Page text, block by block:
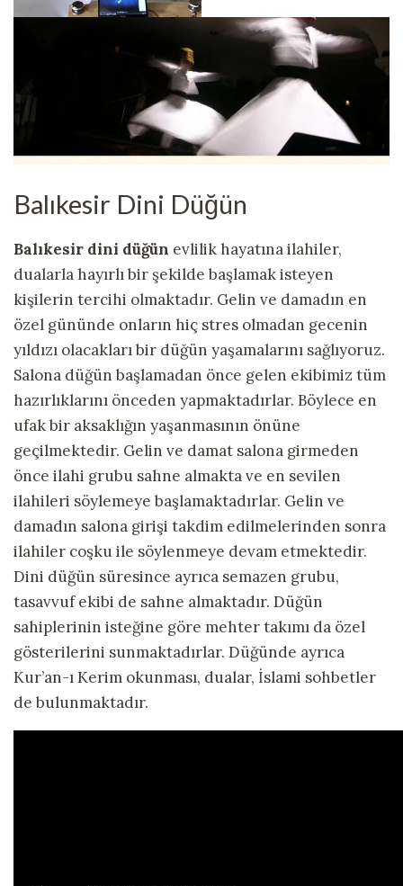
Balıkesir Dini Düğün
Balıkesir dini düğün evlilik hayatına ilahiler,
dualarla hayırlı bir şekilde başlamak isteyen
kişilerin tercihi olmaktadır. Gelin ve damadın en
özel gününde onların hiç stres olmadan gecenin
yıldızı olacakları bir düğün yaşamalarını sağlıyoruz.
Salona düğün başlamadan önce gelen ekibimiz tüm
hazırlıklarını önceden yapmaktadırlar. Böylece en
ufak bir aksaklığın yaşanmasının önüne
geçilmektedir. Gelin ve damat salona girmeden
önce ilahi grubu sahne almakta ve en sevilen
ilahileri söylemeye başlamaktadırlar. Gelin ve
damadın salona girişi takdim edilmelerinden sonra
ilahiler coşku ile söylenmeye devam etmektedir.
Dini düğün süresince ayrıca semazen grubu,
tasavvuf ekibi de sahne almaktadır. Düğün
sahiplerinin isteğine göre mehter takımı da özel
gösterilerini sunmaktadırlar. Düğünde ayrıca
Kur’an-ı Kerim okunması, dualar, İslami sohbetler
de bulunmaktadır.